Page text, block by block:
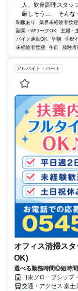
人、飲食調理スタッ
厳しそう…」 そんな
制服あり 業界未経験者歓迎
副業・WワークOK
主婦・
バイク通勤OK
早朝 学歴
未経験者歓迎
午前 経験者
アルバイト・パート
オフィス清掃ス
OK)
選べる勤務時間◎短時
日東グローブシップ
士川町)
交通・アクセス 富士